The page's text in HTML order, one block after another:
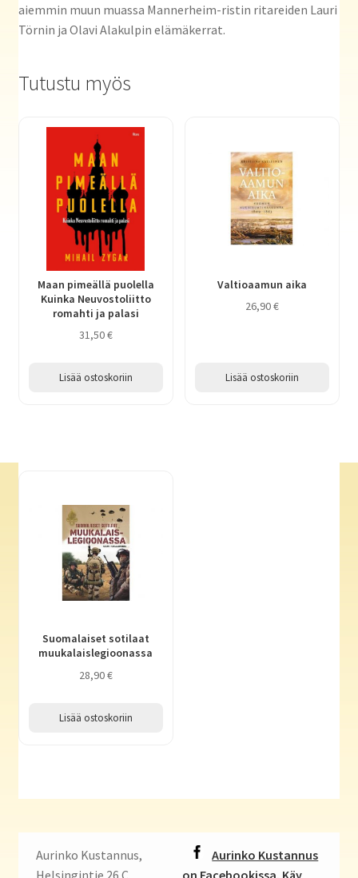
aiemmin muun muassa Mannerheim-ristin ritareiden Lauri
Törnin ja Olavi Alakulpin elämäkerrat.
Tutustu myös
Maan pimeällä puolella
Kuinka Neuvostoliitto
romahti ja palasi
31,50€
Lisää ostoskoriin
Valtioaamun aika
26,90€
Lisää ostoskoriin
Suomalaiset sotilaat
muukalaislegioonassa
28,90€
Lisää ostoskoriin
Aurinko Kustannus,
Aurinko Kustannus